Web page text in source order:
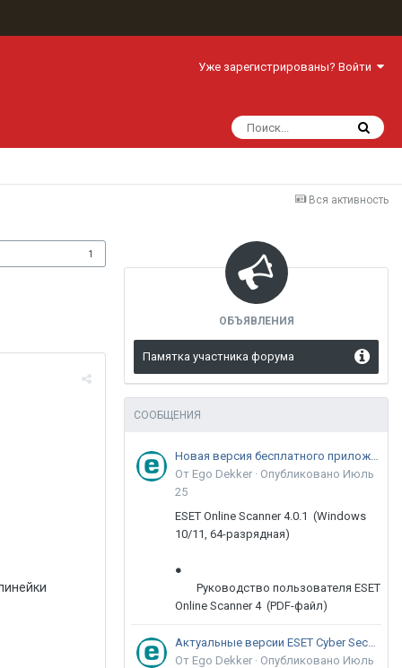
Уже зарегистрированы? Войти
Вся активность
1
ОБЪЯВЛЕНИЯ
Памятка участника форума
СООБЩЕНИЯ
Новая версия бесплатного приложения ESET Online Scanner доступна пользователям
От Ego Dekker · Опубликовано Июль
25
ESET Online Scanner 4.0.1 (Windows
10/11, 64-разрядная)
●
Руководство пользователя ESET
Online Scanner 4 (PDF-файл)
Актуальные версии ESET Cyber Security 9
От Ego Dekker · Опубликовано Июль